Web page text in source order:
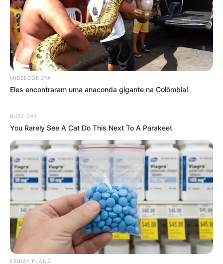
MIRSEGONDYA
Eles encontraram uma anaconda gigante na Colômbia!
BUZZ DAY
You Rarely See A Cat Do This Next To A Parakeet
FRIDAY PLANS